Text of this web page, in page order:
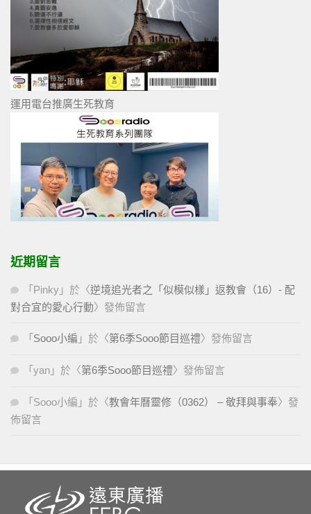
運用電台推廣生死教育
近期留言
「 Pinky 」於〈逆境追光者之「似模似樣」返教會（16）- 配
對合宜的愛心行動〉發佈留言
「 Sooo小編 」於〈第6季Sooo節目巡禮〉發佈留言
「 yan 」於〈第6季Sooo節目巡禮〉發佈留言
「 Sooo小編 」於〈教會年曆靈修（0362） – 敬拜與事奉〉發
佈留言